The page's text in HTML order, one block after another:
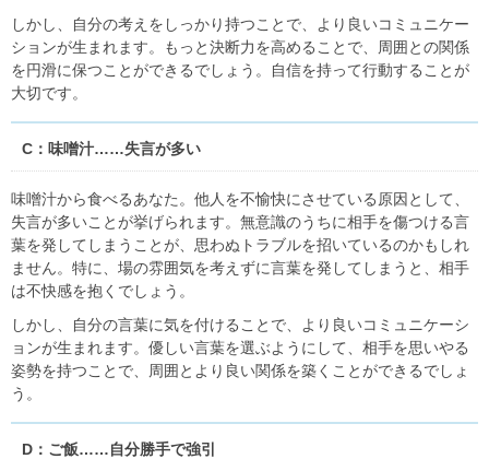
しかし、自分の考えをしっかり持つことで、より良いコミュニケー
ションが生まれます。もっと決断力を高めることで、周囲との関係
を円滑に保つことができるでしょう。自信を持って行動することが
大切です。
C：味噌汁……失言が多い
味噌汁から食べるあなた。他人を不愉快にさせている原因として、
失言が多いことが挙げられます。無意識のうちに相手を傷つける言
葉を発してしまうことが、思わぬトラブルを招いているのかもしれ
ません。特に、場の雰囲気を考えずに言葉を発してしまうと、相手
は不快感を抱くでしょう。
しかし、自分の言葉に気を付けることで、より良いコミュニケーシ
ョンが生まれます。優しい言葉を選ぶようにして、相手を思いやる
姿勢を持つことで、周囲とより良い関係を築くことができるでしょ
う。
D：ご飯……自分勝手で強引